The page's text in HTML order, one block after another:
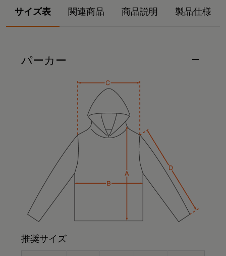
サイズ表 関連商品 商品説明 製品仕様
パーカー
推奨サイズ